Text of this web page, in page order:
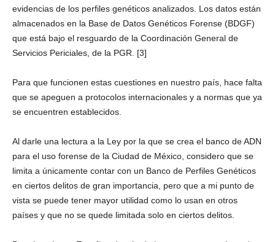
evidencias de los perfiles genéticos analizados. Los datos están
almacenados en la Base de Datos Genéticos Forense (BDGF)
que está bajo el resguardo de la Coordinación General de
Servicios Periciales, de la PGR. [3]
Para que funcionen estas cuestiones en nuestro país, hace falta
que se apeguen a protocolos internacionales y a normas que ya
se encuentren establecidos.
Al darle una lectura a la Ley por la que se crea el banco de ADN
para el uso forense de la Ciudad de México, considero que se
limita a únicamente contar con un Banco de Perfiles Genéticos
en ciertos delitos de gran importancia, pero que a mi punto de
vista se puede tener mayor utilidad como lo usan en otros
países y que no se quede limitada solo en ciertos delitos.